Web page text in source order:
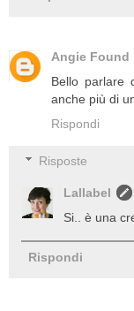
Angie Found
Bello parlare
anche più di
Rispondi
Risposte
Lallabel
Si.. è una
Rispondi